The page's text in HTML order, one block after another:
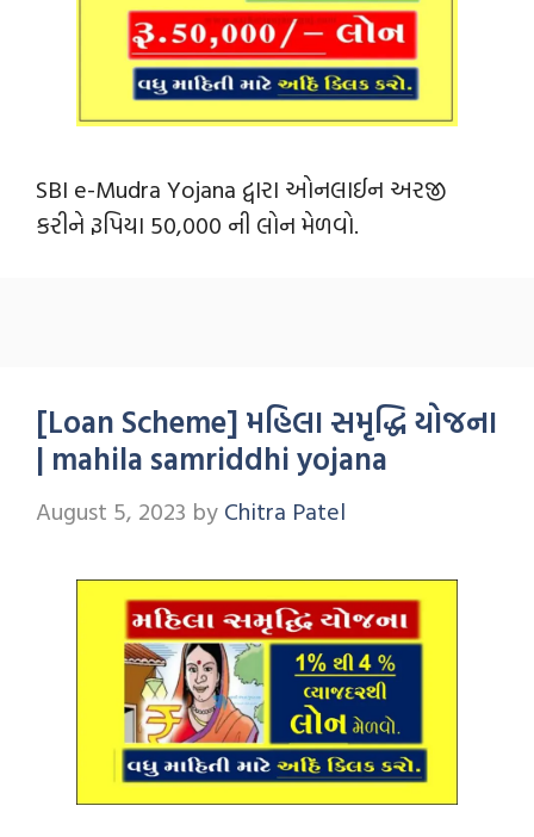
SBI e-Mudra Yojana દ્વારા ઓનલાઈન અરજી
કરીને રૂપિયા 50,000 ની લોન મેળવો.
[Loan Scheme] મહિલા સમૃદ્ધિ યોજના
| mahila samriddhi yojana
August 5, 2023 by Chitra Patel